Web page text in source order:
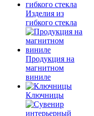
Изделия из
гибкого стекла
Продукция на
магнитном
виниле
Ключницы